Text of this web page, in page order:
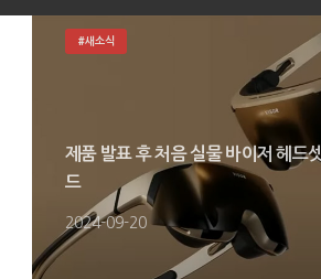
제품 발표 후 처음 실물 바이저 헤드
드
2024-09-20
#새소식